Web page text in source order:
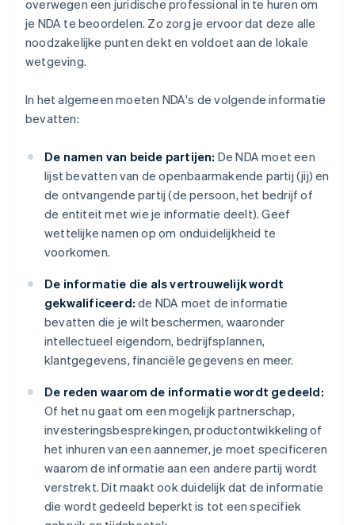
overwegen een juridische professional in te huren om
je NDA te beoordelen. Zo zorg je ervoor dat deze alle
noodzakelijke punten dekt en voldoet aan de lokale
wetgeving.
In het algemeen moeten NDA's de volgende informatie
bevatten:
De namen van beide partijen: De NDA moet een
lijst bevatten van de openbaarmakende partij (jij) en
de ontvangende partij (de persoon, het bedrijf of
de entiteit met wie je informatie deelt). Geef
wettelijke namen op om onduidelijkheid te
voorkomen.
De informatie die als vertrouwelijk wordt
gekwalificeerd: de NDA moet de informatie
bevatten die je wilt beschermen, waaronder
intellectueel eigendom, bedrijfsplannen,
klantgegevens, financiële gegevens en meer.
De reden waarom de informatie wordt gedeeld:
Of het nu gaat om een mogelijk partnerschap,
investeringsbesprekingen, productontwikkeling of
het inhuren van een aannemer, je moet specificeren
waarom de informatie aan een andere partij wordt
verstrekt. Dit maakt ook duidelijk dat de informatie
die wordt gedeeld beperkt is tot een specifiek